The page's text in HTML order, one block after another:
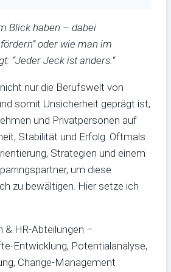
Blick haben – dabei
oder wie man im
“Jeder Jeck ist anders.“
nur die Berufswelt von
somit Unsicherheit geprägt ist,
und Privatpersonen auf
Stabilität und Erfolg. Oftmals
Strategien und einem
um diese
zu bewältigen. Hier setze ich
& HR-Abteilungen –
Entwicklung, Potentialanalyse,
Change-Management